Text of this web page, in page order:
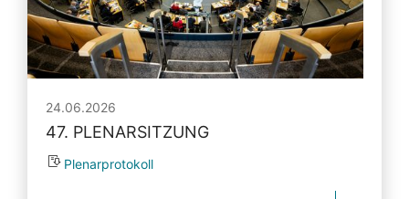
24.06.2026
47. PLENARSITZUNG
Plenarprotokoll